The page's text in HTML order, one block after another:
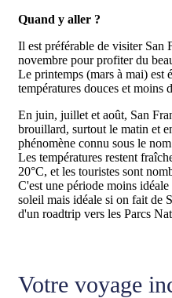
Quand y aller ?
Il est préférable de visiter San
novembre pour profiter du
Le printemps (mars à mai) est
températures douces et moins
En juin, juillet et août, San
brouillard, surtout le matin et
phénomène connu sous le
Les températures restent
20°C, et les touristes sont
C'est une période moins
soleil mais idéale si on fait de
d'un roadtrip vers les Parcs
Votre voyage